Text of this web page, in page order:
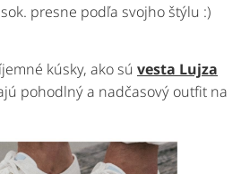
presne podľa svojho štýlu :)
kúsky, akosú vesta Lujza
pohodlnýa nadčasový outfit na